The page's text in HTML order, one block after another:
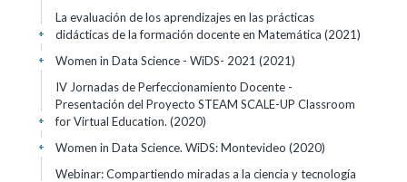
La evaluación de los aprendizajes en las prácticas
didácticas de la formación docente en Matemática (2021)
+
Women in Data Science - WiDS- 2021 (2021)
+
IV Jornadas de Perfeccionamiento Docente -
Presentación del Proyecto STEAM SCALE-UP Classroom
for Virtual Education. (2020)
+
Women in Data Science. WiDS: Montevideo (2020)
+
Webinar: Compartiendo miradas a la ciencia y tecnología